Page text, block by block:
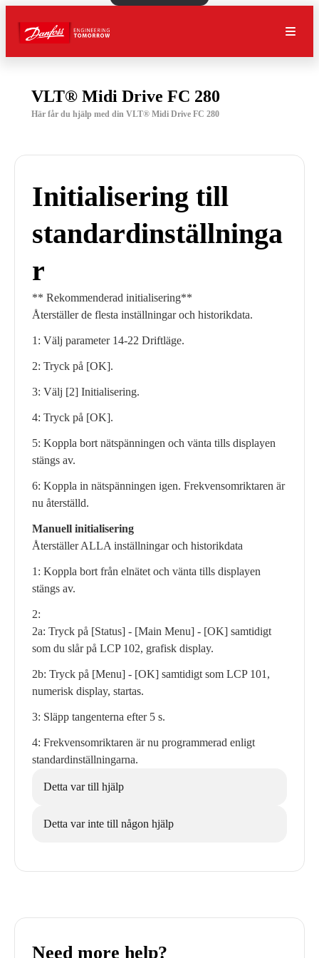
VLT® Midi Drive FC 280
Här får du hjälp med din VLT® Midi Drive FC 280
Initialisering till
standardinställninga
r
** Rekommenderad initialisering**
Återställer de flesta inställningar och historikdata.
1: Välj parameter 14-22 Driftläge.
2: Tryck på [OK].
3: Välj [2] Initialisering.
4: Tryck på [OK].
5: Koppla bort nätspänningen och vänta tills displayen
stängs av.
6: Koppla in nätspänningen igen. Frekvensomriktaren är
nu återställd.
Manuell initialisering
Återställer ALLA inställningar och historikdata
1: Koppla bort från elnätet och vänta tills displayen
stängs av.
2:
2a: Tryck på [Status] - [Main Menu] - [OK] samtidigt
som du slår på LCP 102, grafisk display.
2b: Tryck på [Menu] - [OK] samtidigt som LCP 101,
numerisk display, startas.
3: Släpp tangenterna efter 5 s.
4: Frekvensomriktaren är nu programmerad enligt
standardinställningarna.
Detta var till hjälp
Detta var inte till någon hjälp
Need more help?